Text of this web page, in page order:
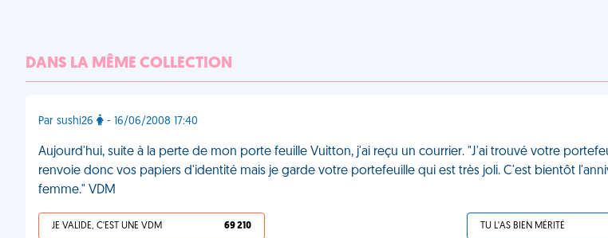
DANS LA MÊME COLLECTION
Par sushi26 - 16/06/2008 17:40
Aujourd'hui, suite à la perte de mon porte feuille Vuitton, j'ai reçu un courrier. "J'ai trouvé votre
renvoie donc vos papiers d'identité mais je garde votre portefeuille qui est très joli. C'est bientôt
femme." VDM
JE VALIDE, C'EST UNE VDM 69 210 TU L'AS BIEN MÉRITÉ